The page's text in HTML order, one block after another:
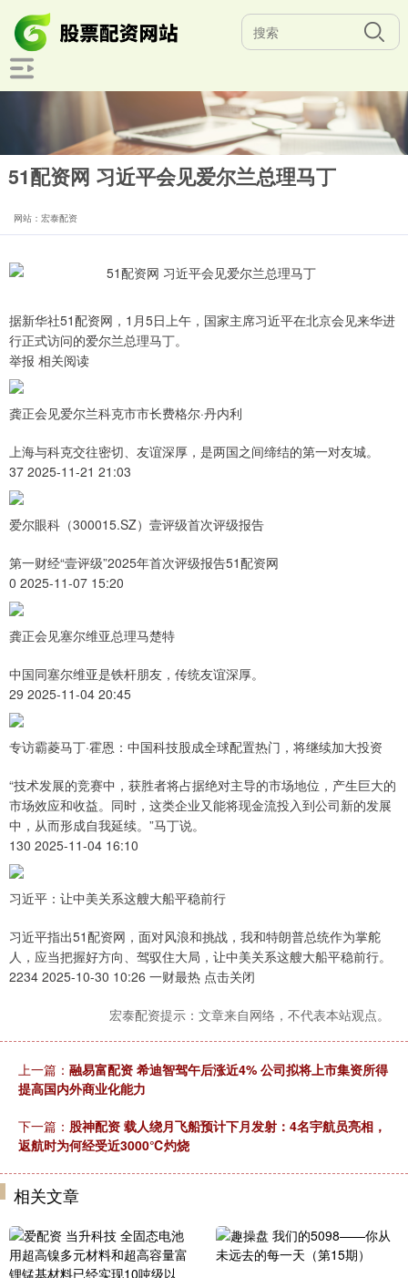
51配资网 习近平会见爱尔兰总理马丁
网站：宏泰配资
据新华社51配资网，1月5日上午，国家主席习近平在北京会见来华进
行正式访问的爱尔兰总理马丁。
举报 相关阅读
龚正会见爱尔兰科克市市长费格尔·丹内利
上海与科克交往密切、友谊深厚，是两国之间缔结的第一对友城。
37 2025-11-21 21:03
爱尔眼科（300015.SZ）壹评级首次评级报告
第一财经“壹评级”2025年首次评级报告51配资网
0 2025-11-07 15:20
龚正会见塞尔维亚总理马楚特
中国同塞尔维亚是铁杆朋友，传统友谊深厚。
29 2025-11-04 20:45
专访霸菱马丁·霍恩：中国科技股成全球配置热门，将继续加大投资
“技术发展的竞赛中，获胜者将占据绝对主导的市场地位，产生巨大的
市场效应和收益。同时，这类企业又能将现金流投入到公司新的发展
中，从而形成自我延续。”马丁说。
130 2025-11-04 16:10
习近平：让中美关系这艘大船平稳前行
习近平指出51配资网，面对风浪和挑战，我和特朗普总统作为掌舵
人，应当把握好方向、驾驭住大局，让中美关系这艘大船平稳前行。
2234 2025-10-30 10:26 一财最热 点击关闭
宏泰配资提示：文章来自网络，不代表本站观点。
上一篇： 融易富配资 希迪智驾午后涨近4% 公司拟将上市集资所得
提高国内外商业化能力
下一篇： 股神配资 载人绕月飞船预计下月发射：4名宇航员亮相，
返航时为何经受近3000℃灼烧
相关文章